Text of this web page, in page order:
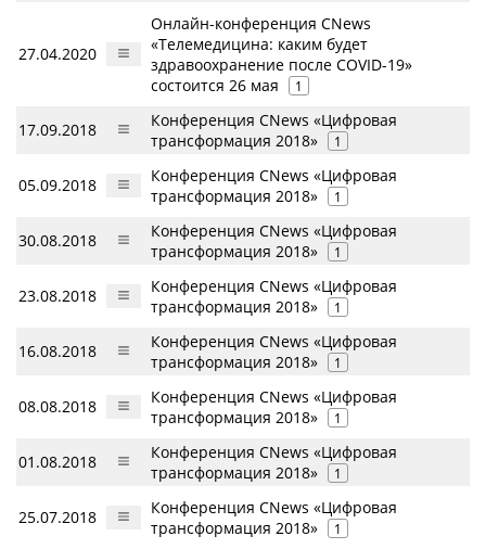
27.04.2020
Онлайн-конференция CNews
«Телемедицина: каким будет
здравоохранение после COVID-19»
состоится 26 мая
1
17.09.2018
Конференция CNews «Цифровая
трансформация 2018»
1
05.09.2018
Конференция CNews «Цифровая
трансформация 2018»
1
30.08.2018
Конференция CNews «Цифровая
трансформация 2018»
1
23.08.2018
Конференция CNews «Цифровая
трансформация 2018»
1
16.08.2018
Конференция CNews «Цифровая
трансформация 2018»
1
08.08.2018
Конференция CNews «Цифровая
трансформация 2018»
1
01.08.2018
Конференция CNews «Цифровая
трансформация 2018»
1
25.07.2018
Конференция CNews «Цифровая
трансформация 2018»
1